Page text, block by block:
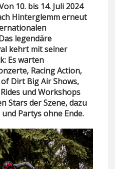
10. bis 14. Juli 2024
Hinterglemm erneut
legendäre
kehrt mit seiner
Es warten
Racing Action,
Dirt Big Air Shows,
und Workshops
Stars der Szene, dazu
Partys ohne Ende.